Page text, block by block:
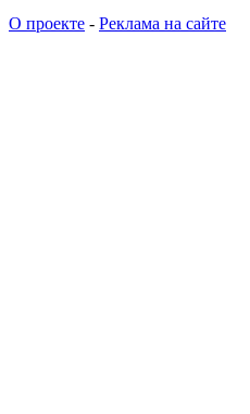
О проекте - Реклама на сайте